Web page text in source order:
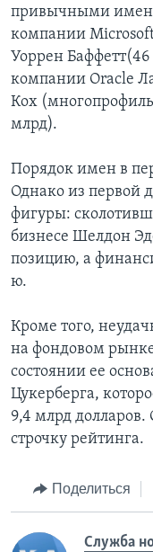
привычными
компании
Уоррен
компании Oracle
Кох
млрд).
Порядок имен в
Однако из первой
фигуры:
бизнесе Шелдон
позицию, а
ю.
Кроме того,
на фондовом
состоянии ее
Цукерберга,
9,4 млрд долларов.
строчку рейтинга.
Поделиться
Служба